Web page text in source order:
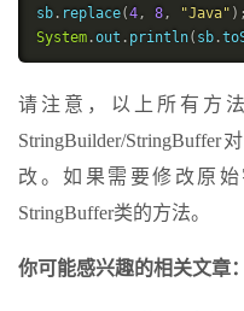
sb. replace(4, 8, "Java" ) ;
System .out . println( sb.
请注意，以上所有方
StringBuilder/
改。如果需要修改原始
StringBuffer类的方法。
你可能感兴趣的相关文章：